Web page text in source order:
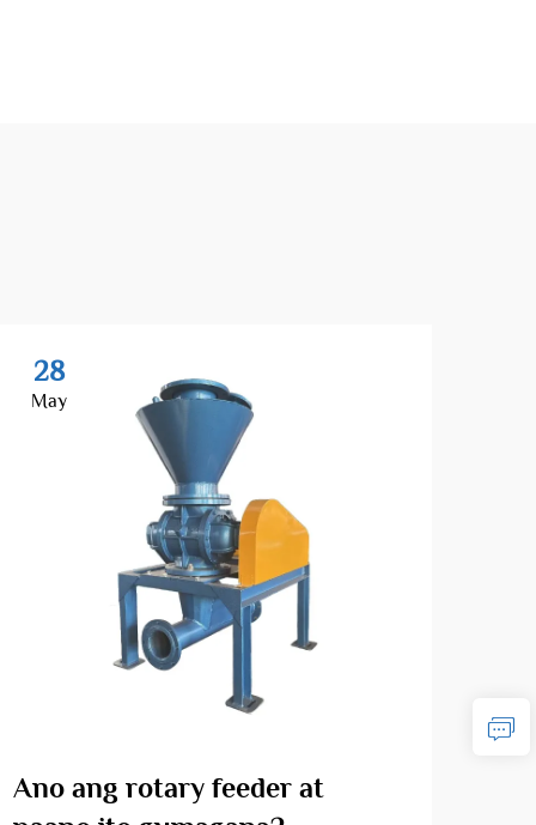
28
May
Ano ang rotary feeder at